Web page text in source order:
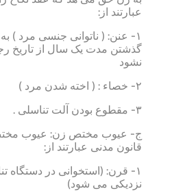
عبارتند از:
۱- عنن: ( ناتوانی جنسی مرد )
گذشتن مدت یک سال از تاریخ
نشود
۲- خصاء : ( اخته شدن مرد )
۳- مقطوع بودن آلت تناسلی .
قانون مدنی عبارتند از:
۱- قرن: (استخوانی در دستگاه
نزدیکی می شود)